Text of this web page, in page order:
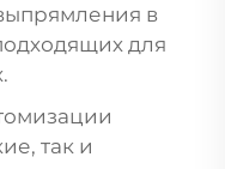
в
для
так и